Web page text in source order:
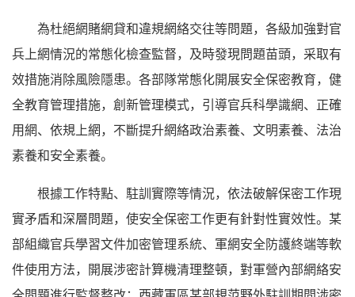
為杜絕網賭網貸和違規網絡交往等問題，各級加強對官
兵上網情況的常態化檢查監督，及時發現問題苗頭，采取有
效措施消除風險隱患。各部隊常態化開展安全保密教育，健
全教育管理措施，創新管理模式，引導官兵科學識網、正確
用網、依規上網，不斷提升網絡政治素養、文明素養、法治
素養和安全素養。
根據工作特點、駐訓實際等情況，依法破解保密工作現
實矛盾和深層問題，使安全保密工作更有針對性實效性。某
部組織官兵學習文件加密管理系統、軍網安全防護終端等軟
件使用方法，開展涉密計算機清理整頓，對軍營內部網絡安